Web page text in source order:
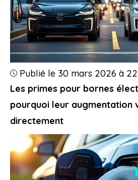
Les primes pour bornes
pourquoi leur augmentation
directement
Publié le 30 mars 2026 à